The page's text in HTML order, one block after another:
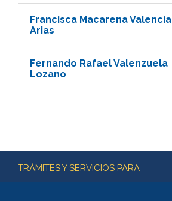
Francisca Macarena Valencia
Arias
Fernando Rafael Valenzuela
Lozano
Más información
TRÁMITES Y SERVICIOS PARA